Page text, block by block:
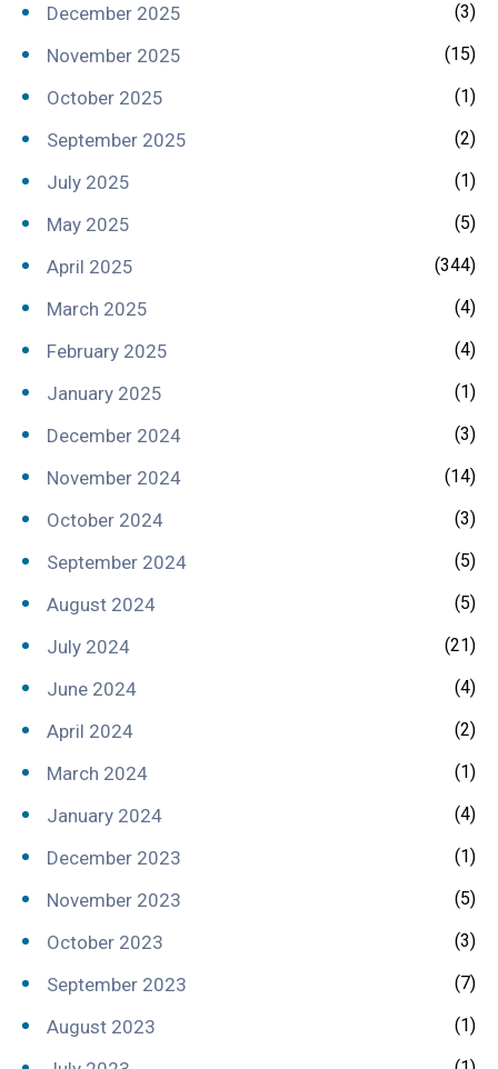
December 2025 (3)
November 2025 (15)
October 2025 (1)
September 2025 (2)
July 2025 (1)
May 2025 (5)
April 2025 (344)
March 2025 (4)
February 2025 (4)
January 2025 (1)
December 2024 (3)
November 2024 (14)
October 2024 (3)
September 2024 (5)
August 2024 (5)
July 2024 (21)
June 2024 (4)
April 2024 (2)
March 2024 (1)
January 2024 (4)
December 2023 (1)
November 2023 (5)
October 2023 (3)
September 2023 (7)
August 2023 (1)